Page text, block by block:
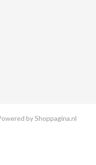
by Shoppagina.nl